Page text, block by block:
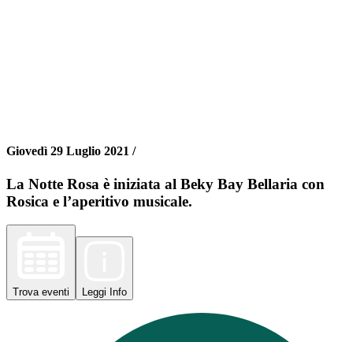
Giovedì 29 Luglio 2021 /
La Notte Rosa è iniziata al Beky Bay Bellaria con
Rosica e l’aperitivo musicale.
Trova eventi Leggi Info